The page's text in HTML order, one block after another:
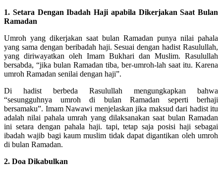
1. Setara Dengan Ibadah Haji apabila Dikerjakan Saat Bulan
Ramadan
Umroh yang dikerjakan saat bulan Ramadan punya nilai pahala
yang sama dengan beribadah haji. Sesuai dengan hadist Rasulullah,
yang diriwayatkan oleh Imam Bukhari dan Muslim. Rasulullah
bersabda, “jika bulan Ramadan tiba, ber-umroh-lah saat itu. Karena
umroh Ramadan senilai dengan haji”.
Di hadist berbeda Rasulullah mengungkapkan bahwa
“sesungguhnya umroh di bulan Ramadan seperti berhaji
bersamaku”. Imam Nawawi menjelaskan jika maksud dari hadist itu
adalah nilai pahala umrah yang dilaksanakan saat bulan Ramadan
ini setara dengan pahala haji. tapi, tetap saja posisi haji sebagai
ibadah wajib bagi kaum muslim tidak dapat digantikan oleh umroh
di bulan Ramadan.
2. Doa Dikabulkan